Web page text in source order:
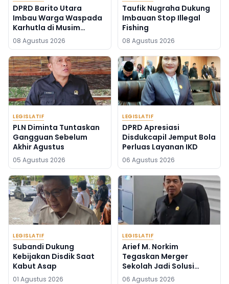
DPRD Barito Utara
Imbau Warga Waspada
Karhutla di Musim
Kemarau
08 Agustus 2026
Taufik Nugraha Dukung
Imbauan Stop Illegal
Fishing
08 Agustus 2026
LEGISLATIF
PLN Diminta Tuntaskan
Gangguan Sebelum
Akhir Agustus
05 Agustus 2026
LEGISLATIF
DPRD Apresiasi
Disdukcapil Jemput Bola
Perluas Layanan IKD
06 Agustus 2026
LEGISLATIF
Subandi Dukung
Kebijakan Disdik Saat
Kabut Asap
01 Agustus 2026
LEGISLATIF
Arief M. Norkim
Tegaskan Merger
Sekolah Jadi Solusi
Kekurangan Guru
06 Agustus 2026